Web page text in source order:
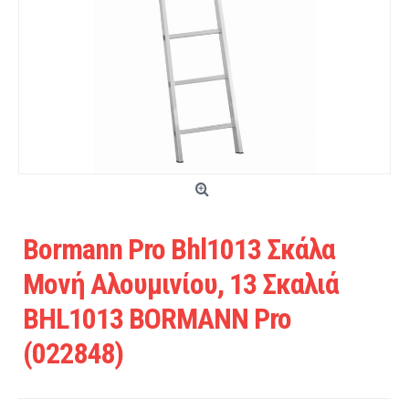
Bormann Pro Bhl1013 Σκάλα
Μονή Αλουμινίου, 13 Σκαλιά
BHL1013 BORMANN Pro
(022848)